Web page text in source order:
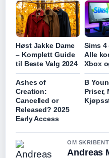
Høst Jakke Dame
– Komplett Guide
til Beste Valg 2024
Sims
Alle
Xbox
Ashes of
Creation:
Cancelled or
Released? 2025
Early Access
B
Priser,
OM
Andreas